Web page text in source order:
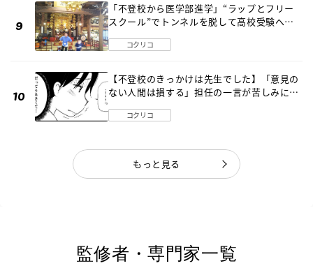
「不登校から医学部進学」“ラップとフリー
スクール”でトンネルを脱して高校受験へ
コクリコ
【不登校のきっかけは先生でした】「意見の
ない人間は損する」担任の一言が苦しみに…
コクリコ
もっと見る
監修者・専門家一覧